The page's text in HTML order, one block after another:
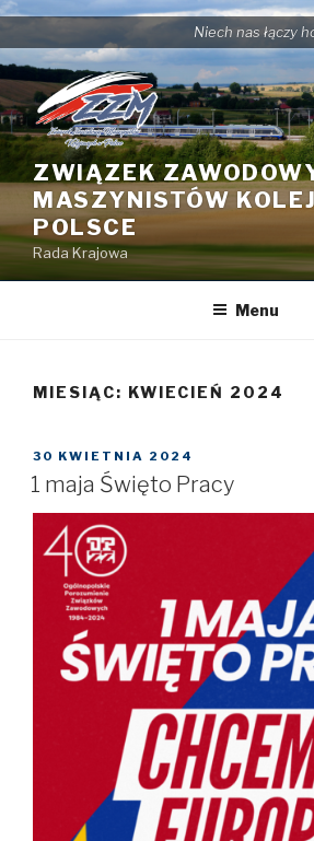
Przejdź
treści
Niech nas łączy
ZWIĄZEK
MASZYNISTÓW
POLSCE
Rada Krajowa
Menu
MIESIĄC: KWIECIEŃ 2024
OPUBLIKOWANE
W
30 KWIETNIA 2024
1 maja Święto Pracy